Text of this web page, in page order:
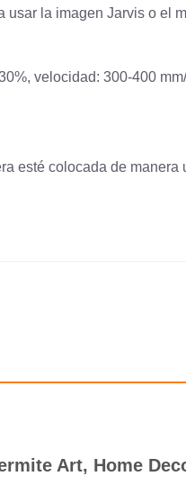
la imagen Jarvis o el
velocidad: 300-400
esté colocada de manera
Art, Home